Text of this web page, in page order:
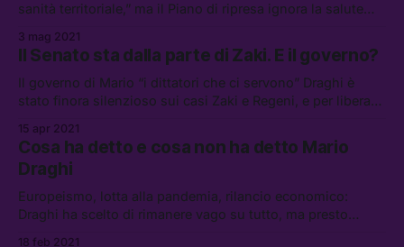
sanità territoriale,” ma il Piano di ripresa ignora la salute
psicologiche causate dalla pandemia.
3 mag 2021
Il Senato sta dalla parte di Zaki. E il governo?
Il governo di Mario “i dittatori che ci servono” Draghi è
stato finora silenzioso sui casi Zaki e Regeni, e per liberare
15 apr 2021
Cosa ha detto e cosa non ha detto Mario
Draghi
Europeismo, lotta alla pandemia, rilancio economico:
Draghi ha scelto di rimanere vago su tutto, ma presto
18 feb 2021